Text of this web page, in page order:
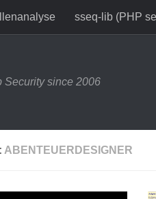
sseq-lib (PHP
Security since 2006
ABENTEUERDESIGNER